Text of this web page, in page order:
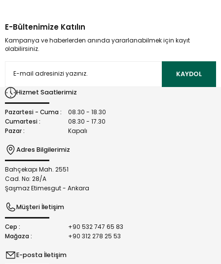
kullanarak tarafımıza iletebilirsiniz.
Görüş ve önerileriniz için teşekkür ederiz.
Ürün açıklamasında eksik bilgiler bulunuyor.
Bu ürüne benzer farklı alternatifler olmalı.
E-Bültenimize Katılın
Kampanya ve haberlerden anında yararlanabilmek için kayıt
olabilirsiniz.
KAYDOL
Hizmet Saatlerimiz
Pazartesi - Cuma :
08.30 - 18.30
Cumartesi :
08.30 - 17.30
Pazar :
Kapalı
Adres Bilgilerimiz
Bahçekapı Mah. 2551
Cad. No: 28/A
Şaşmaz Etimesgut - Ankara
Müşteri İletişim
Cep :
+90 532 747 65 83
Mağaza :
+90 312 278 25 53
E-posta İletişim